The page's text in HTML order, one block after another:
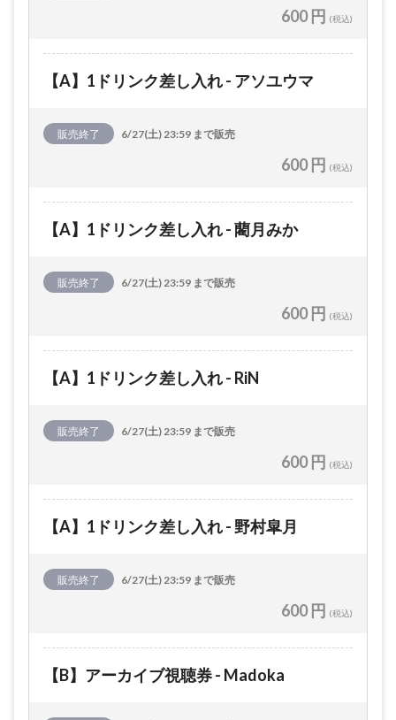
600 円 (税込)
【A】1ドリンク差し入れ - アソユウマ
販売終了 6/27(土) 23:59 まで販売
600 円 (税込)
【A】1ドリンク差し入れ - 藺月みか
販売終了 6/27(土) 23:59 まで販売
600 円 (税込)
【A】1ドリンク差し入れ - RiN
販売終了 6/27(土) 23:59 まで販売
600 円 (税込)
【A】1ドリンク差し入れ - 野村皐月
販売終了 6/27(土) 23:59 まで販売
600 円 (税込)
【B】アーカイブ視聴券 - Madoka